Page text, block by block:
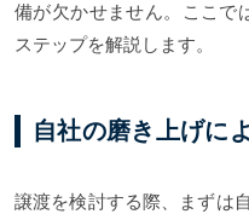
備が欠かせません。ここで
ステップを解説します。
自社の磨き上げに
譲渡を検討する際、まずは